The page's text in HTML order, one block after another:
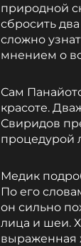
природной
сбросить
сложно
мнением о
Сам
красоте.
Свиридов
процедурой
Медик
По его
он сильно
лица и шеи.
выраженная